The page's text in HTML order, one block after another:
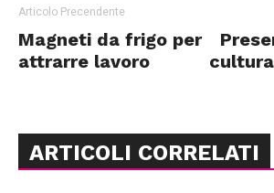
Articolo Precendente
Magneti da frigo per
attrarre lavoro
ARTICOLI CORRELATI